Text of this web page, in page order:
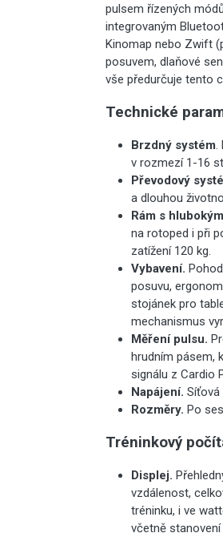
pulsem řízených
integrovaným
Kinomap nebo Zwift
posuvem, dlaňové
vše předurčuje tento
Technické
Brzdný systém.
v rozmezí 1-16
Převodový
a dlouhou
Rám s
na rotoped i při
zatížení 120 kg.
Vybavení.
posuvu,
stojánek pro
mechanismus
Měření pulsu.
hrudním pásem,
signálu z Cardio
Napájení. Síťová
Rozměry. Po
Tréninkový
Displej.
vzdálenost,
tréninku, i ve
včetně